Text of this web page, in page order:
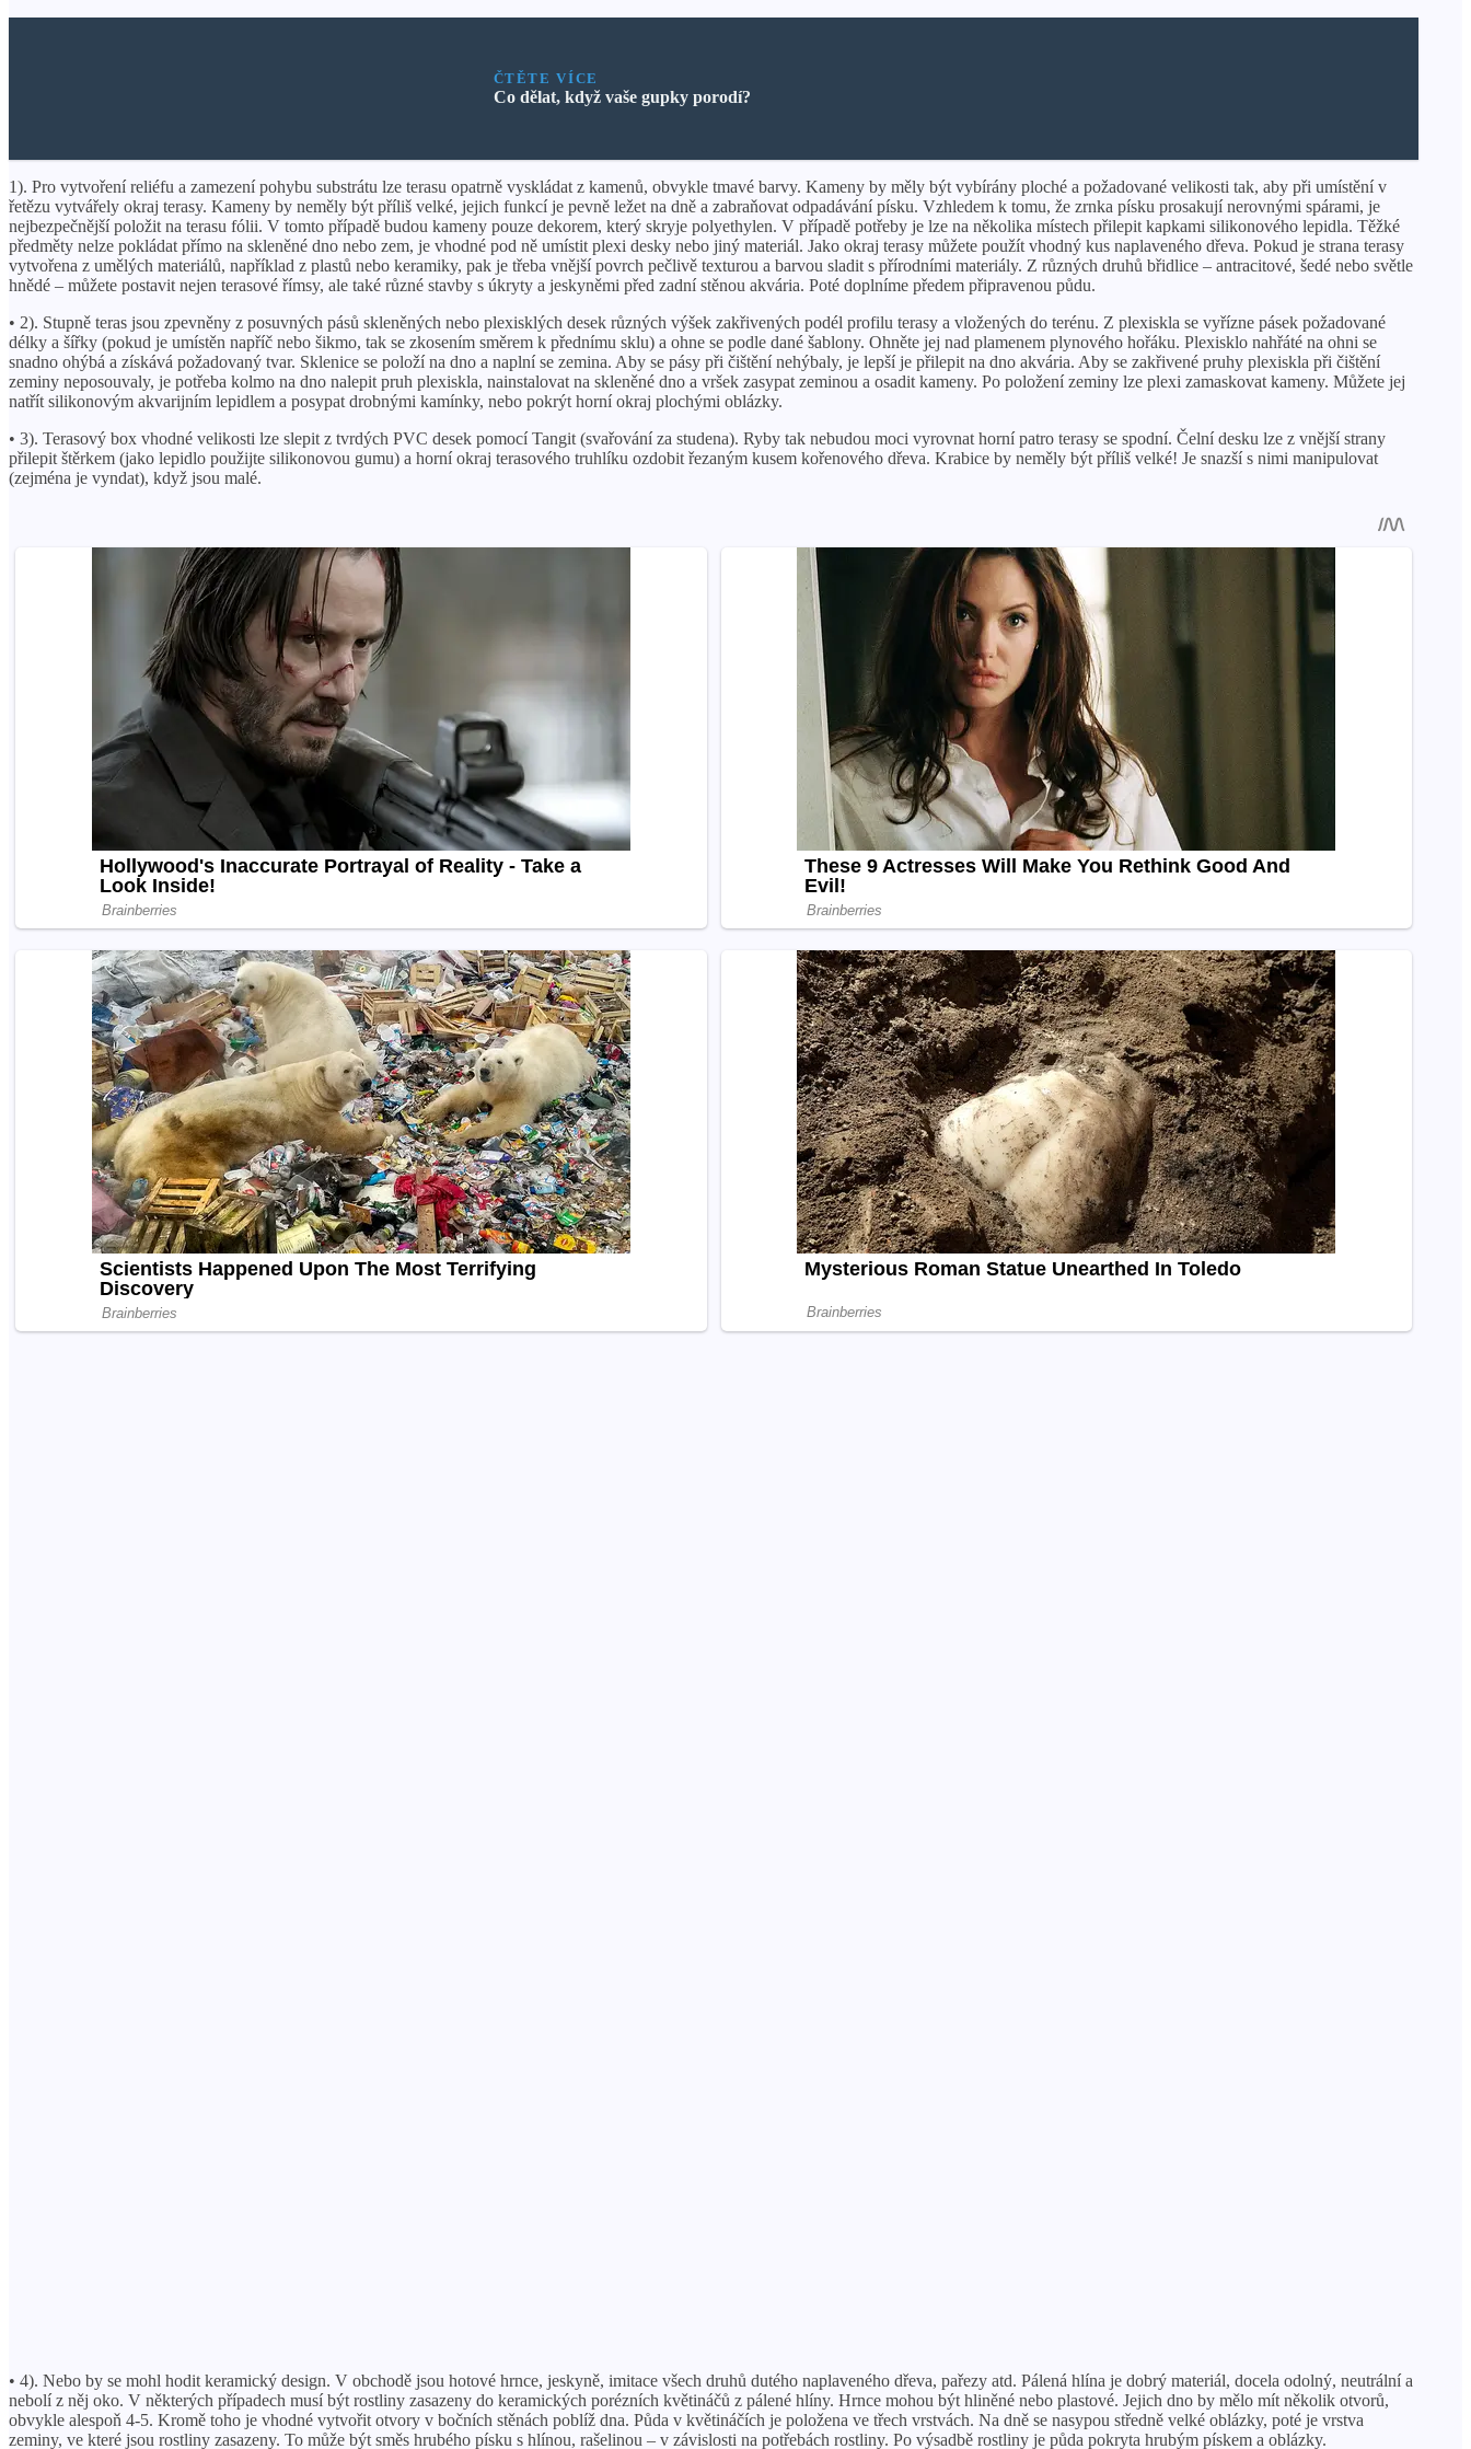
ČTĚTE VÍCE
Co dělat, když vaše gupky porodí?
1). Pro vytvoření reliéfu a zamezení pohybu substrátu lze terasu opatrně vyskládat z kamenů, obvykle tmavé barvy. Kameny by měly být vybírány ploché a požadované velikosti tak, aby při umístění v
řetězu vytvářely okraj terasy. Kameny by neměly být příliš velké, jejich funkcí je pevně ležet na dně a zabraňovat odpadávání písku. Vzhledem k tomu, že zrnka písku prosakují nerovnými spárami, je
nejbezpečnější položit na terasu fólii. V tomto případě budou kameny pouze dekorem, který skryje polyethylen. V případě potřeby je lze na několika místech přilepit kapkami silikonového lepidla. Těžké
předměty nelze pokládat přímo na skleněné dno nebo zem, je vhodné pod ně umístit plexi desky nebo jiný materiál. Jako okraj terasy můžete použít vhodný kus naplaveného dřeva. Pokud je strana terasy
vytvořena z umělých materiálů, například z plastů nebo keramiky, pak je třeba vnější povrch pečlivě texturou a barvou sladit s přírodními materiály. Z různých druhů břidlice – antracitové, šedé nebo světle
hnědé – můžete postavit nejen terasové římsy, ale také různé stavby s úkryty a jeskyněmi před zadní stěnou akvária. Poté doplníme předem připravenou půdu.
• 2). Stupně teras jsou zpevněny z posuvných pásů skleněných nebo plexisklých desek různých výšek zakřivených podél profilu terasy a vložených do terénu. Z plexiskla se vyřízne pásek požadované
délky a šířky (pokud je umístěn napříč nebo šikmo, tak se zkosením směrem k přednímu sklu) a ohne se podle dané šablony. Ohněte jej nad plamenem plynového hořáku. Plexisklo nahřáté na ohni se
snadno ohýbá a získává požadovaný tvar. Sklenice se položí na dno a naplní se zemina. Aby se pásy při čištění nehýbaly, je lepší je přilepit na dno akvária. Aby se zakřivené pruhy plexiskla při čištění
zeminy neposouvaly, je potřeba kolmo na dno nalepit pruh plexiskla, nainstalovat na skleněné dno a vršek zasypat zeminou a osadit kameny. Po položení zeminy lze plexi zamaskovat kameny. Můžete jej
natřít silikonovým akvarijním lepidlem a posypat drobnými kamínky, nebo pokrýt horní okraj plochými oblázky.
• 3). Terasový box vhodné velikosti lze slepit z tvrdých PVC desek pomocí Tangit (svařování za studena). Ryby tak nebudou moci vyrovnat horní patro terasy se spodní. Čelní desku lze z vnější strany
přilepit štěrkem (jako lepidlo použijte silikonovou gumu) a horní okraj terasového truhlíku ozdobit řezaným kusem kořenového dřeva. Krabice by neměly být příliš velké! Je snazší s nimi manipulovat
(zejména je vyndat), když jsou malé.
• 4). Nebo by se mohl hodit keramický design. V obchodě jsou hotové hrnce, jeskyně, imitace všech druhů dutého naplaveného dřeva, pařezy atd. Pálená hlína je dobrý materiál, docela odolný, neutrální a
nebolí z něj oko. V některých případech musí být rostliny zasazeny do keramických porézních květináčů z pálené hlíny. Hrnce mohou být hliněné nebo plastové. Jejich dno by mělo mít několik otvorů,
obvykle alespoň 4-5. Kromě toho je vhodné vytvořit otvory v bočních stěnách poblíž dna. Půda v květináčích je položena ve třech vrstvách. Na dně se nasypou středně velké oblázky, poté je vrstva
zeminy, ve které jsou rostliny zasazeny. To může být směs hrubého písku s hlínou, rašelinou – v závislosti na potřebách rostliny. Po výsadbě rostliny je půda pokryta hrubým pískem a oblázky.